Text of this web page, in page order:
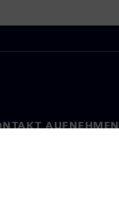
AUFNEHMEN